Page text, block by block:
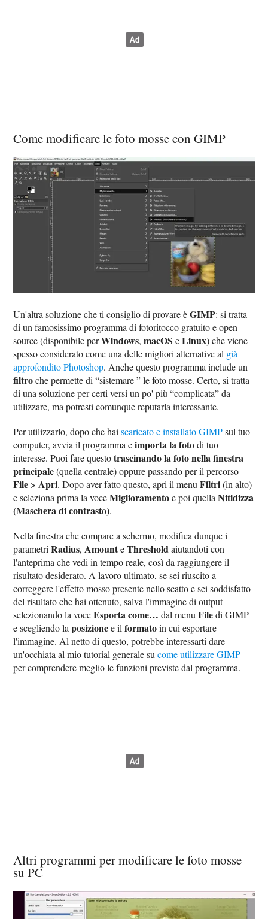
Come modificare le foto mosse con GIMP
Un'altra soluzione che ti consiglio di provare èGIMP: si tratta
di un famosissimo programma di fotoritocco gratuito e open
source (disponibile perWindows,macOS eLinux) che viene
spesso considerato come una delle migliori alternative al già
approfondito Photoshop. Anche questo programma include un
filtroche permette di “sistemare ” le foto mosse. Certo, si tratta
di una soluzione per certi versi un po' più “complicata” da
utilizzare, ma potresti comunque reputarla interessante.
Per utilizzarlo, dopo che haiscaricato e installato GIMPsul tuo
computer, avvia il programma eimporta la fotodi tuo
interesse. Puoi fare questotrascinando la foto nella finestra
principale(quella centrale) oppure passando per il percorso
File > Apri. Dopo aver fatto questo, apri il menuFiltri(in alto)
e seleziona prima la voceMiglioramentoe poi quellaNitidizza
(Maschera di contrasto).
Nella finestra che compare a schermo, modifica dunque i
parametriRadius, AmounteThresholdaiutandoti con
l'anteprima che vedi in tempo reale, così da raggiungere il
risultato desiderato. A lavoro ultimato, se sei riuscito a
correggere l'effetto mosso presente nello scatto e sei soddisfatto
del risultato che hai ottenuto, salva l'immagine di output
selezionando la voceEsporta come… dal menuFiledi GIMP
e scegliendo laposizionee ilformatoin cui esportare
l'immagine. Al netto di questo, potrebbe interessarti dare
un'occhiata al mio tutorial generale sucome utilizzare GIMP
per comprendere meglio le funzioni previste dal programma.
Altri programmi per modificare le foto mosse
su PC